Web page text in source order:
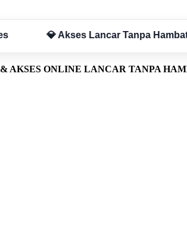
✅ Aman & Terpercaya
& AKSES ONLINE LANCAR TANPA